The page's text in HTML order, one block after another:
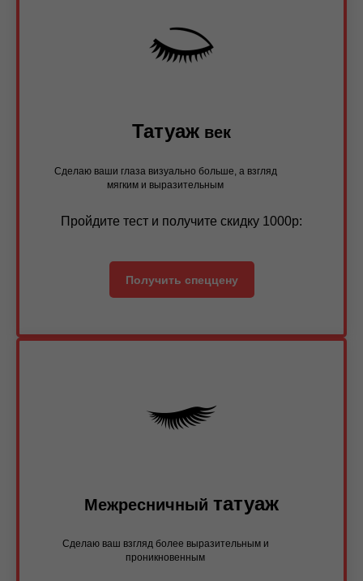
Татуаж век
Сделаю ваши глаза визуально больше, а взгляд
мягким и выразительным
Пройдите тест и получите скидку 1000р:
Получить спеццену
Межресничный татуаж
Сделаю ваш взгляд более выразительным и
проникновенным